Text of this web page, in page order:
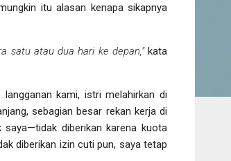
itu alasan kenapa sikapnya
satu atau dua hari ke depan,"kata
langganan kami, istri melahirkan di
sebagian besar rekan kerja di
diberikan karena kuota
diberikan izin cuti pun, saya tetap